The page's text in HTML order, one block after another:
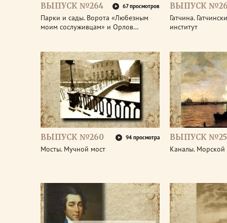
ВЫПУСК №264 67 просмотров
Парки и сады. Ворота «Любезным
моим сослуживцам» и Орлов…
ВЫПУСК
Гатчина.
институт
ВЫПУСК №260 94 просмотра
Мосты. Мучной мост
ВЫПУСК
Каналы. Морской